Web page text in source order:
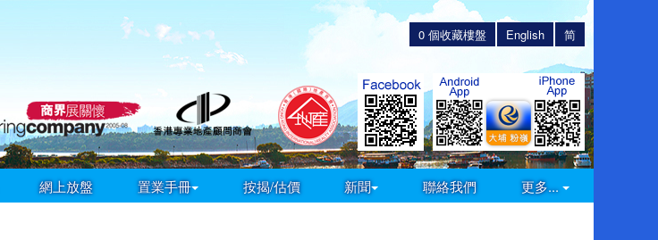
简
English
0 個收藏樓盤
網上放盤 置業手冊 按揭/估價 新聞 聯絡我們 更多...